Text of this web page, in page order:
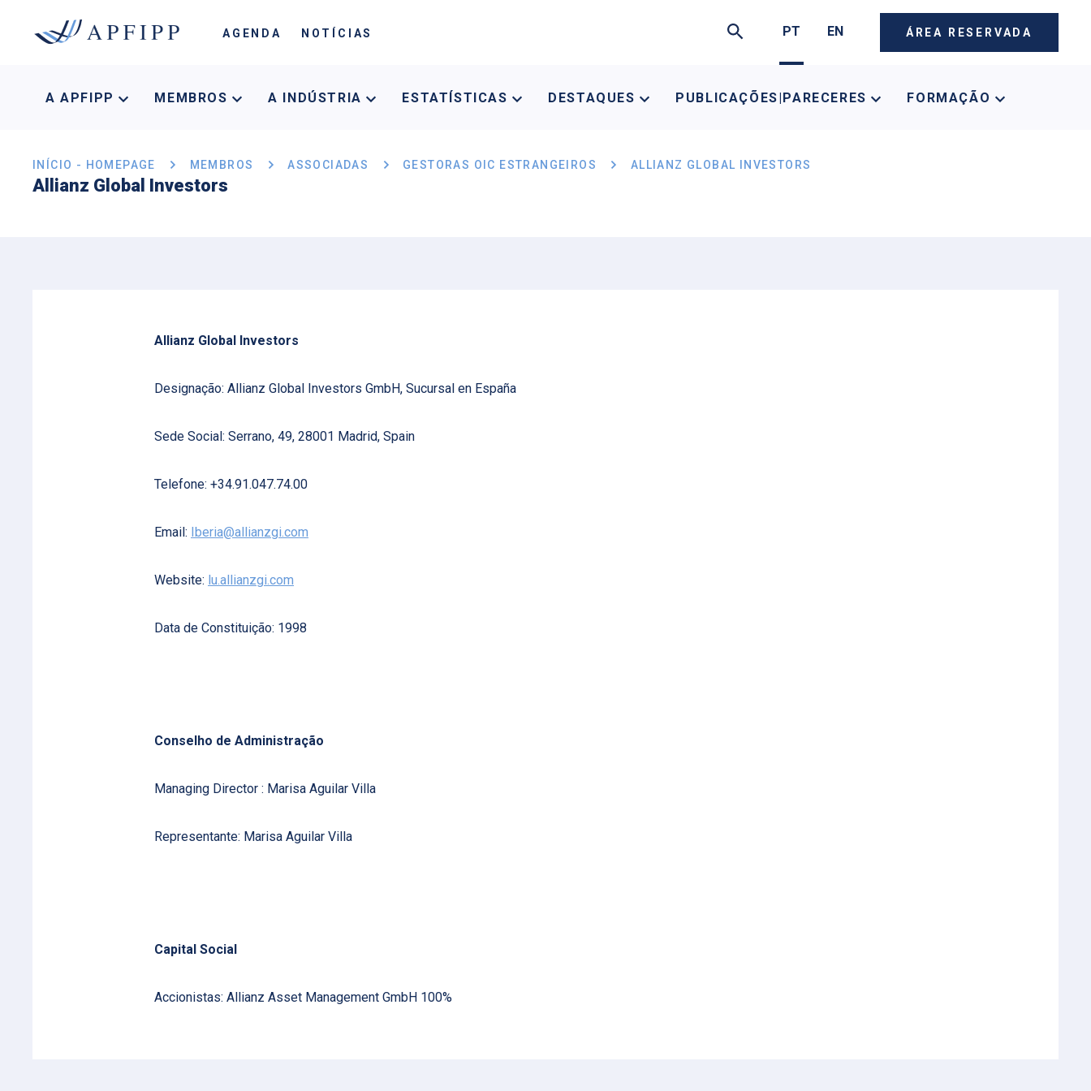
AGENDA NOTÍCIAS PT EN ÁREA RESERVADA
A APFIPP MEMBROS A INDÚSTRIA ESTATÍSTICAS DESTAQUES PUBLICAÇÕES|PARECERES FORMAÇÃO
INÍCIO - HOMEPAGE MEMBROS ASSOCIADAS GESTORAS OIC ESTRANGEIROS ALLIANZ GLOBAL INVESTORS
Allianz Global Investors
Allianz Global Investors
Designação: Allianz Global Investors GmbH, Sucursal en España
Sede Social: Serrano, 49, 28001 Madrid, Spain
Telefone: +34.91.047.74.00
Email: Iberia@allianzgi.com
Website: lu.allianzgi.com
Data de Constituição: 1998
Conselho de Administração
Managing Director : Marisa Aguilar Villa
Representante: Marisa Aguilar Villa
Capital Social
Accionistas: Allianz Asset Management GmbH 100%